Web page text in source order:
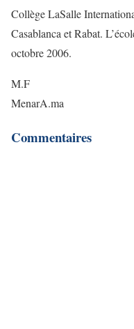
Collège LaSalle
Casablanca et Rabat.
octobre 2006.
M.F
MenarA.ma
Commentaires